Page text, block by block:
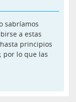
sabríamos
a estas
principios
por lo que las